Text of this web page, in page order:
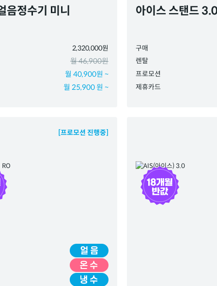
음정수기 미니
2,320,000원
월 46,900원
월 40,900원 ~
월 25,900 원 ~
아이스 스탠드
구매
렌탈
프로모션
제휴카드
[프로모션 진행중]